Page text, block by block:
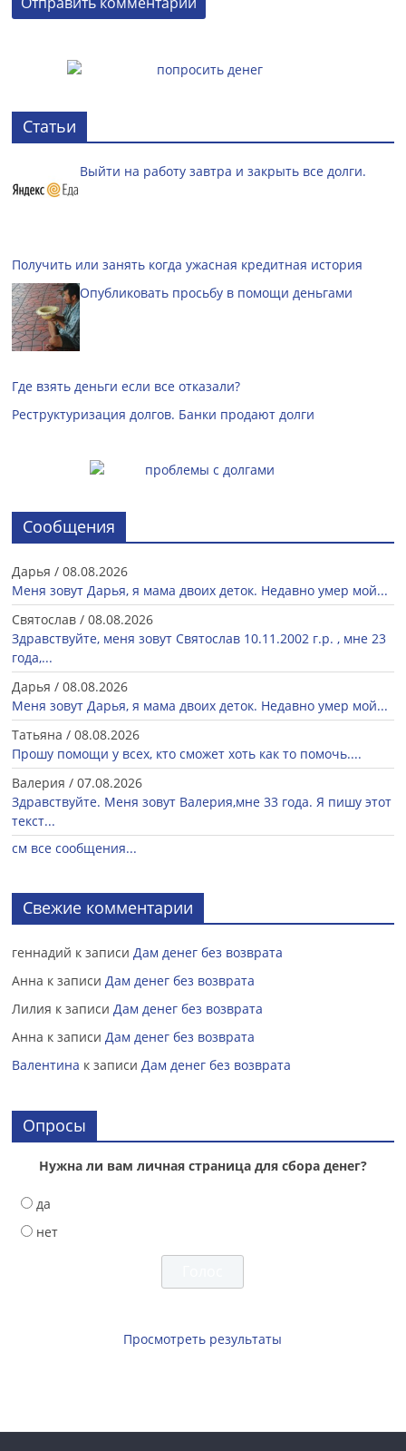
Статьи
Выйти на работу завтра и закрыть все долги.
Получить или занять когда ужасная кредитная история
Опубликовать просьбу в помощи деньгами
Где взять деньги если все отказали?
Реструктуризация долгов. Банки продают долги
Сообщения
Дарья /08.08.2026
Меня зовут Дарья, я мама двоих деток. Недавно умер мой...
Святослав /08.08.2026
Здравствуйте, меня зовут Святослав 10.11.2002 г.р. , мне 23
года,...
Дарья /08.08.2026
Меня зовут Дарья, я мама двоих деток. Недавно умер мой...
Татьяна /08.08.2026
Прошу помощи у всех, кто сможет хоть как то помочь....
Валерия /07.08.2026
Здравствуйте. Меня зовут Валерия,мне 33 года. Я пишу этот
текст...
см все сообщения...
Свежие комментарии
геннадий к записиДам денег без возврата
Анна к записиДам денег без возврата
Лилия к записиДам денег без возврата
Анна к записиДам денег без возврата
Валентина к записиДам денег без возврата
Опросы
Нужна ли вам личная страница для сбора денег?
да
нет
Просмотреть результаты